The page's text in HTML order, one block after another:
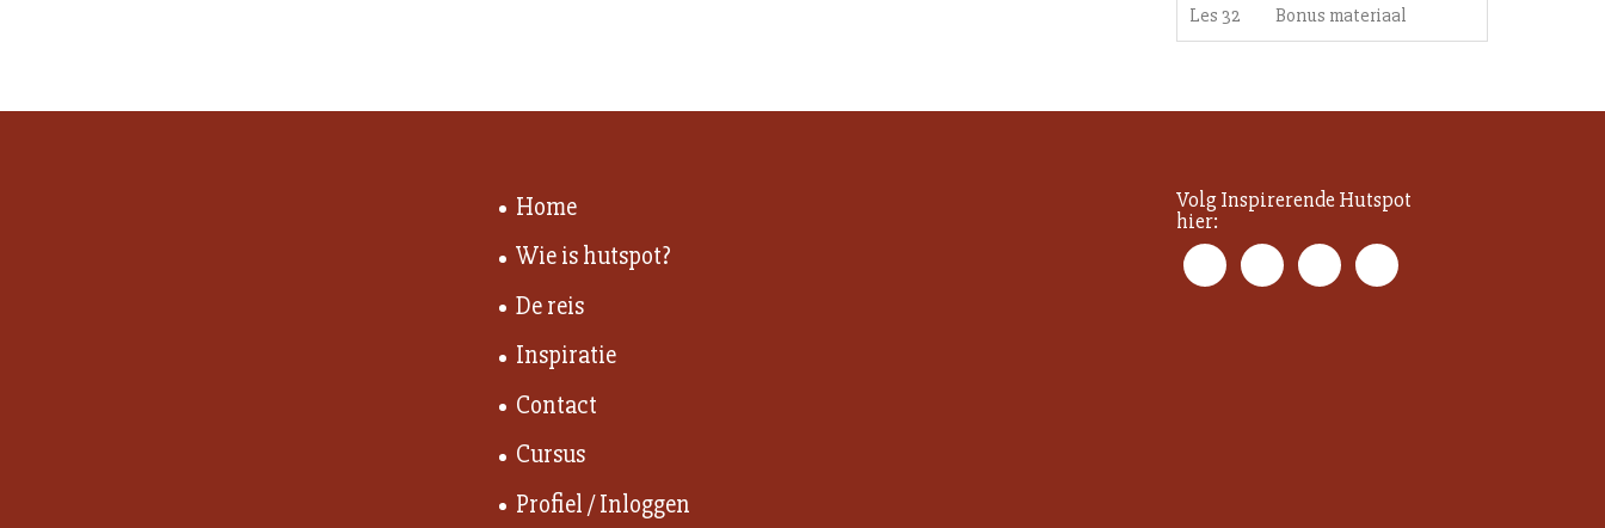
Les 32 Bonus materiaal
Home
Wie is hutspot?
De reis
Inspiratie
Contact
Cursus
Profiel / Inloggen
Volg Inspirerende Hutspot
hier: